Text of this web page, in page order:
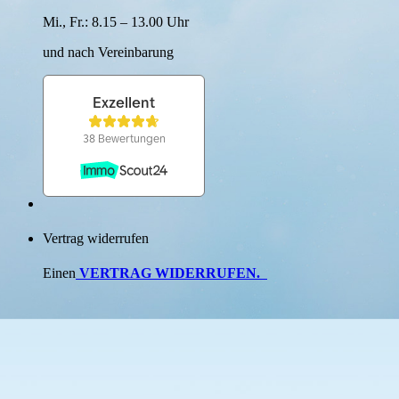
Mi., Fr.: 8.15 – 13.00 Uhr
und nach Verein­barung
Vertrag widerrufen
Einen VERTRAG WIDERRUFEN.